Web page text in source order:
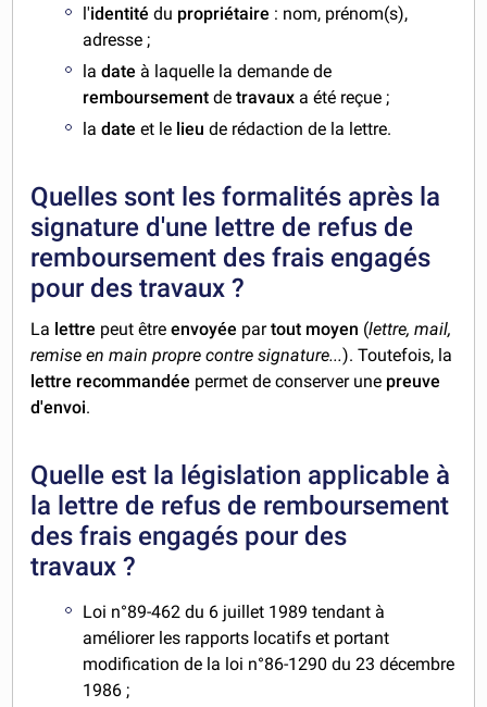
l'identité du propriétaire : nom, prénom(s),
adresse ;
ladate à laquelle la demande de
remboursement detravaux a été reçue ;
ladate et le lieude rédaction de la lettre.
Quelles sont les formalités après la
signature d'une lettre de refus de
remboursement des frais engagés
pour des travaux ?
La lettre peut être envoyée partout moyen (lettre, mail,
remise en main propre contre signature...). Toutefois, la
lettre recommandée permet de conserver une preuve
d'envoi.
Quelle est la législation applicable à
la lettre de refus de remboursement
des frais engagés pour des
travaux ?
Loi n°89-462 du 6 juillet 1989 tendant à
améliorer les rapports locatifs et portant
modification de la loi n°86-1290 du 23 décembre
1986 ;